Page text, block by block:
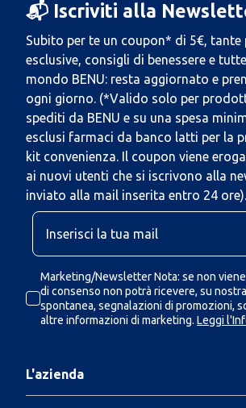
📬 Iscriviti alla
Subito per te un coupon* di 5€,
esclusive, consigli di benessere e
mondo BENU: resta aggiornato e
ogni giorno. (*Valido solo per
spediti da BENU e su una spesa
esclusi farmaci da banco latti per la
kit convenienza. Il coupon viene
ai nuovi utenti che si iscrivono alla
inviato alla mail inserita entro 24 ore).
Marketing/Newsletter Nota: se non
di consenso non potrà ricevere, su
spontanea, segnalazioni di promozioni,
altre informazioni di marketing. Leggi
L'azienda